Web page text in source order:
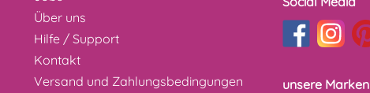
Über uns
Hilfe / Support
Kontakt
Versand und Zahlungsbedingungen
unsere Marken